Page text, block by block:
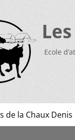
Ecole
de la Chaux Denis